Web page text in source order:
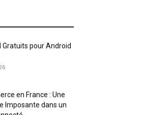
Gratuits pour Android
en France : Une
Imposante dans un